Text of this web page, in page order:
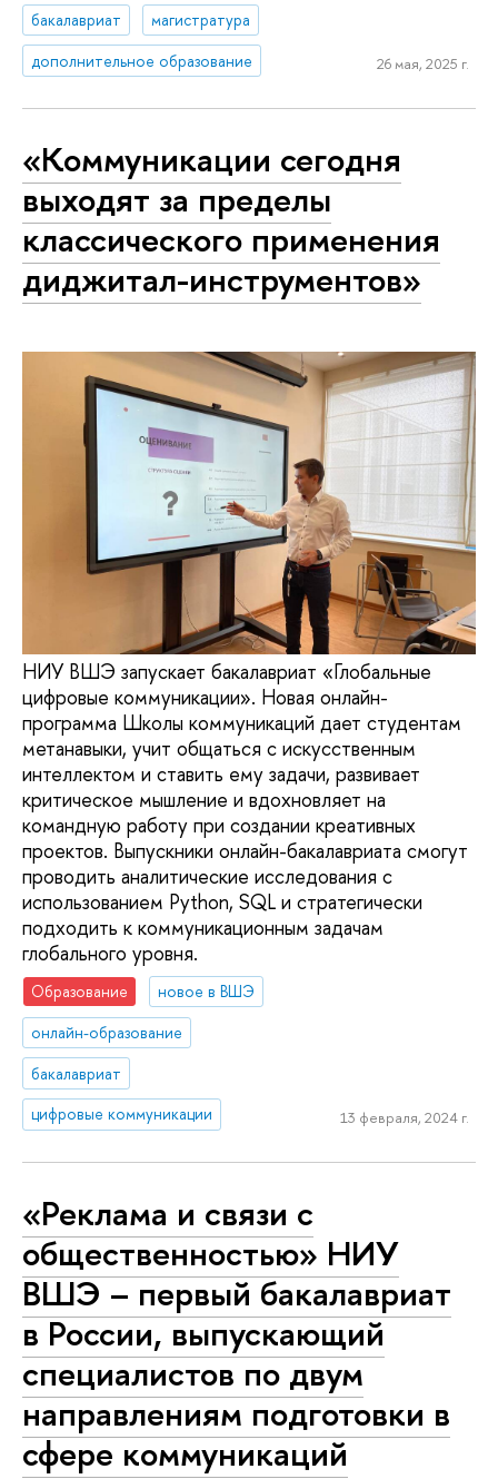
бакалавриат
магистратура
дополнительное образование
26 мая, 2025 г.
«Коммуникации сегодня
выходят за пределы
классического применения
диджитал-инструментов»
НИУ ВШЭ запускает бакалавриат «Глобальные
цифровые коммуникации». Новая онлайн-
программа Школы коммуникаций дает студентам
метанавыки, учит общаться с искусственным
интеллектом и ставить ему задачи, развивает
критическое мышление и вдохновляет на
командную работу при создании креативных
проектов. Выпускники онлайн-бакалавриата смогут
проводить аналитические исследования с
использованием Python, SQL и стратегически
подходить к коммуникационным задачам
глобального уровня.
Образование
новое в ВШЭ
онлайн-образование
бакалавриат
цифровые коммуникации
13 февраля, 2024 г.
«Реклама и связи с
общественностью» НИУ
ВШЭ – первый бакалавриат
в России, выпускающий
специалистов по двум
направлениям подготовки в
сфере коммуникаций